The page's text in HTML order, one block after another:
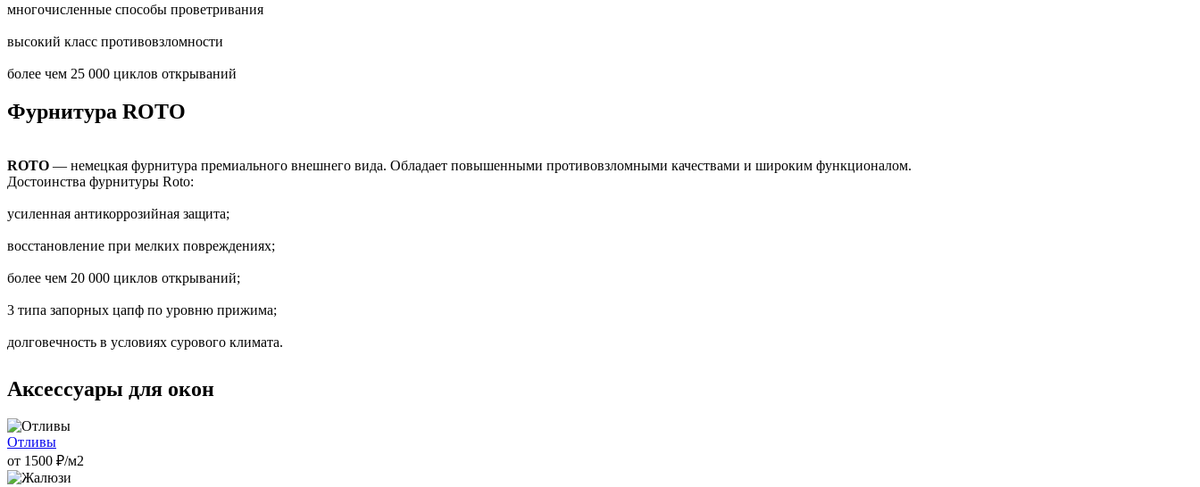
многочисленные способы проветривания
высокий класс противовзломности
более чем 25 000 циклов открываний
Фурнитура ROTO
ROTO — немецкая фурнитура премиального внешнего вида. Обладает повышенными противовзломными качествами и широким функционалом.
Достоинства фурнитуры Roto:
усиленная антикоррозийная защита;
восстановление при мелких повреждениях;
более чем 20 000 циклов открываний;
3 типа запорных цапф по уровню прижима;
долговечность в условиях сурового климата.
Аксессуары для окон
Отливы
от 1500 ₽/м2